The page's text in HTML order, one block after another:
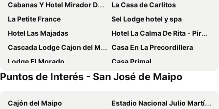
Cabanas Y Hotel Mirador Del Maipo
La Casa de Carlitos
La Petite France
Sel Lodge hotel y spa
Hotel Las Majadas
Hotel La Calma De Rita - Pirque
Cascada Lodge Cajon del Maipo
Casa En La Precordillera
Lodge El Morado
Casa Primal
Cabañas La Bella Durmiente
Hotel Altiplanico Cajón del Maipo
Hostería Millahue
Cajon Del Maipo Lodge
Puntos de Interés - San José de Maipo
Cajón del Maipo
Estadio Nacional Julio Martínez Prádanos